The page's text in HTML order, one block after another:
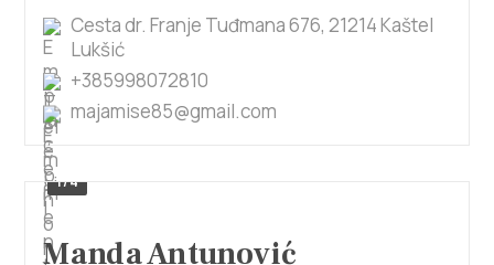
Cesta dr. Franje Tuđmana 676, 21214 Kaštel
Lukšić
+385998072810
majamise85@gmail.com
1/4
Manda Antunović